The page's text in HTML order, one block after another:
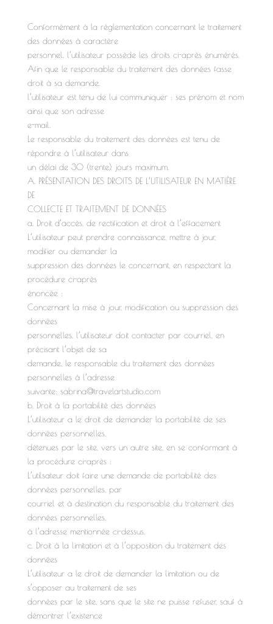
Conformément à la réglementation concernant le traitement
des données à caractère
personnel, l’utilisateur possède les droits ci-après énumérés.
Afin que le responsable du traitement des données fasse
droit à sa demande,
l’utilisateur est tenu de lui communiquer : ses prénom et nom
ainsi que son adresse
e-mail.
Le responsable du traitement des données est tenu de
répondre à l’utilisateur dans
un délai de 30 (trente) jours maximum.
A. PRÉSENTATION DES DROITS DE L’UTILISATEUR EN MATIÈRE
DE
COLLECTE ET TRAITEMENT DE DONNÉES
a. Droit d’accès, de rectification et droit à l’effacement
L’utilisateur peut prendre connaissance, mettre à jour,
modifier ou demander la
suppression des données le concernant, en respectant la
procédure ci-après
énoncée :
Concernant la mise à jour, modification ou suppression des
données
personnelles, l’utilisateur doit contacter par courriel, en
précisant l’objet de sa
demande, le responsable du traitement des données
personnelles à l’adresse
suivante: sabrina@travelartstudio.com
b. Droit à la portabilité des données
L’utilisateur a le droit de demander la portabilité de ses
données personnelles,
détenues par le site, vers un autre site, en se conformant à
la procédure ci-après :
L’utilsateur doit faire une demande de portabilité des
données personnelles, par
courriel et à destination du responsable du traitement des
données personnelles,
à l’adresse mentionnée ci-dessus.
c. Droit à la limitation et à l’opposition du traitement des
données
L’utilisateur a le droit de demander la limitation ou de
s’opposer au traitement de ses
données par le site, sans que le site ne puisse refuser, sauf à
démontrer l’existence